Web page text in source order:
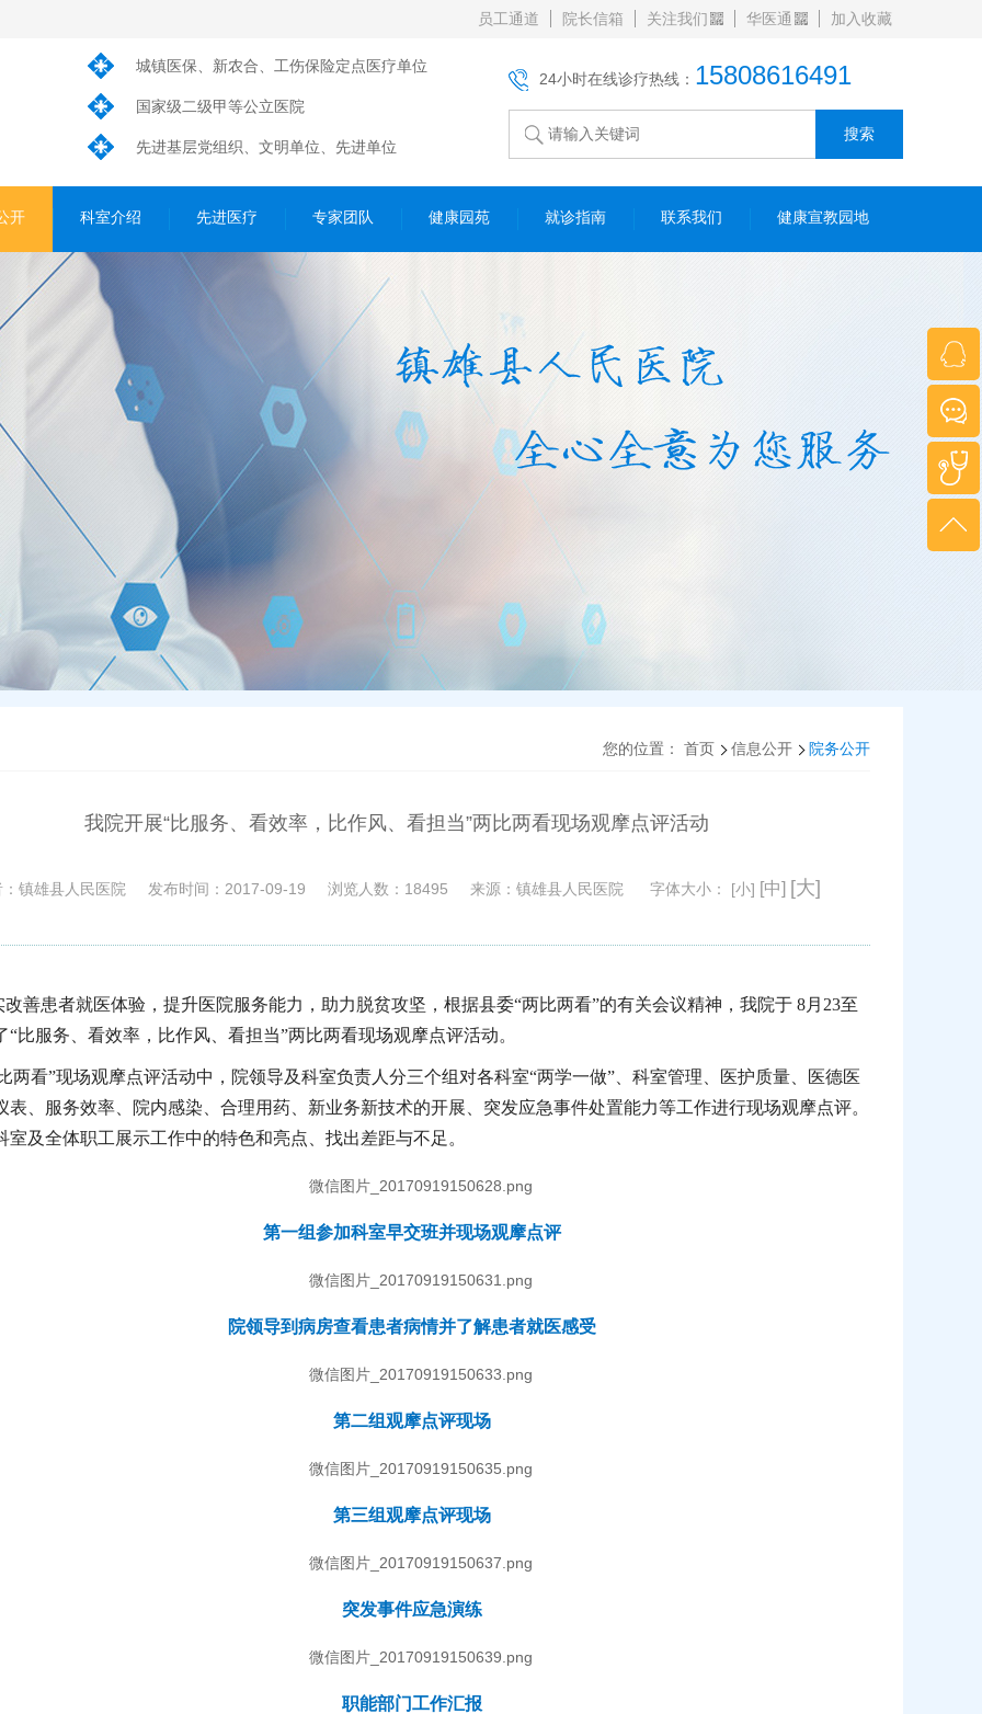
员工通道 院长信箱 关注我们 华医通 加入收藏
城镇医保、新农合、工伤保险定点医疗单位
国家级二级甲等公立医院
先进基层党组织、文明单位、先进单位
24小时在线诊疗热线： 15808616491
开 科室介绍 先进医疗 专家团队 健康园苑 就诊指南 联系我们 健康宣教园地
您的位置： 首页 信息公开 院务公开
我院开展“比服务、看效率，比作风、看担当”两比两看现场观摩点评活动
镇雄县人民医院 发布时间： 2017-09-19 浏览人数： 18495 来源： 镇雄县人民医院 字体大小： [小] [中] [大]
改善患者就医体验，提升医院服务能力，助力脱贫攻坚，根据县委“两比两看”的有关会议精神，我院于 8月23至
“比服务、看效率，比作风、看担当”两比两看现场观摩点评活动。
两看”现场观摩点评活动中，院领导及科室负责人分三个组对各科室“两学一做”、科室管理、医护质量、医德医
表、服务效率、院内感染、合理用药、新业务新技术的开展、突发应急事件处置能力等工作进行现场观摩点评。
室及全体职工展示工作中的特色和亮点、找出差距与不足。
第一组参加科室早交班并现场观摩点评
院领导到病房查看患者病情并了解患者就医感受
第二组观摩点评现场
第三组观摩点评现场
突发事件应急演练
职能部门工作汇报